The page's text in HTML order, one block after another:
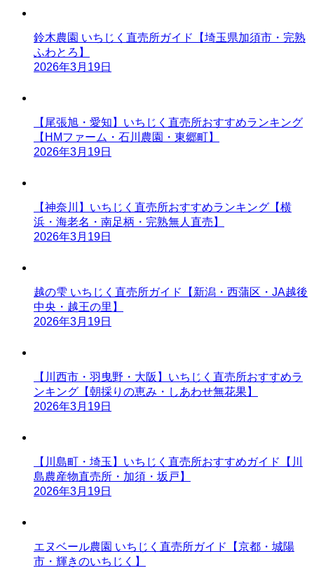
鈴木農園 いちじく直売所ガイド【埼玉県加須市・完熟
ふわとろ】
2026年3月19日
【尾張旭・愛知】いちじく直売所おすすめランキング
【HMファーム・石川農園・東郷町】
2026年3月19日
【神奈川】いちじく直売所おすすめランキング【横
浜・海老名・南足柄・完熟無人直売】
2026年3月19日
越の雫 いちじく直売所ガイド【新潟・西蒲区・JA越後
中央・越王の里】
2026年3月19日
【川西市・羽曳野・大阪】いちじく直売所おすすめラ
ンキング【朝採りの恵み・しあわせ無花果】
2026年3月19日
【川島町・埼玉】いちじく直売所おすすめガイド【川
島農産物直売所・加須・坂戸】
2026年3月19日
エヌベール農園 いちじく直売所ガイド【京都・城陽
市・輝きのいちじく】